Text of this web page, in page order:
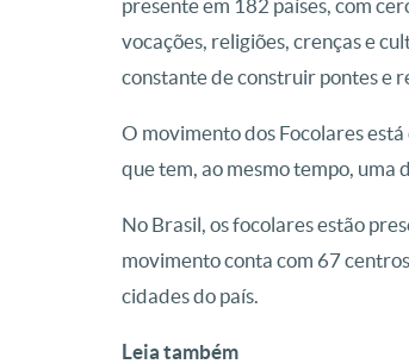
presente em 182 países, com
vocações, religiões, crenças e
constante de construir pontes e
O movimento dos Focolares
que tem, ao mesmo tempo, uma
No Brasil, os focolares estão
movimento conta com 67
cidades do país.
Leia também